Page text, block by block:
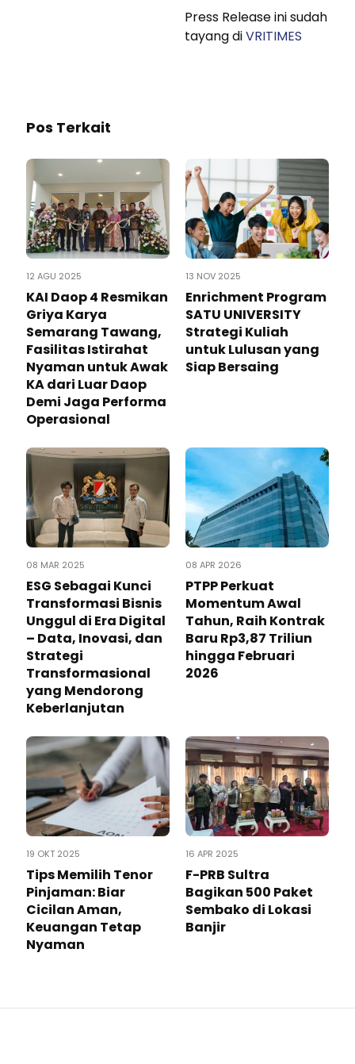
Press Release ini sudah
tayang diVRITIMES
Pos Terkait
12 AGU 2025
KAI Daop 4 Resmikan
Griya Karya
Semarang Tawang,
Fasilitas Istirahat
Nyaman untuk Awak
KA dari Luar Daop
Demi Jaga Performa
Operasional
13 NOV 2025
Enrichment Program
SATU UNIVERSITY
Strategi Kuliah
untuk Lulusan yang
Siap Bersaing
08 MAR 2025
ESG Sebagai Kunci
Transformasi Bisnis
Unggul di Era Digital
– Data, Inovasi, dan
Strategi
Transformasional
yang Mendorong
Keberlanjutan
08 APR 2026
PTPP Perkuat
Momentum Awal
Tahun, Raih Kontrak
Baru Rp3,87 Triliun
hingga Februari
2026
19 OKT 2025
Tips Memilih Tenor
Pinjaman: Biar
Cicilan Aman,
Keuangan Tetap
Nyaman
16 APR 2025
F-PRB Sultra
Bagikan 500 Paket
Sembako di Lokasi
Banjir